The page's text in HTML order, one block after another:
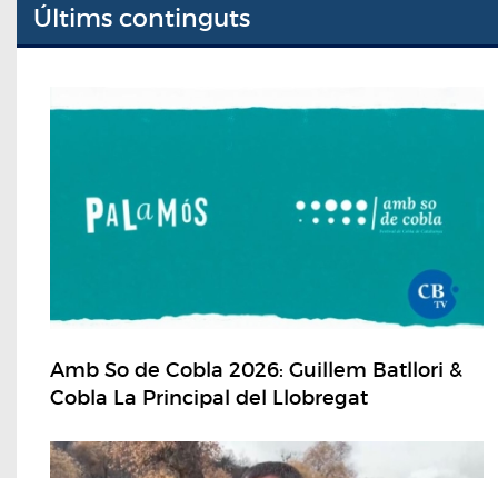
Últims continguts
Amb So de Cobla 2026: Guillem Batllori &
Cobla La Principal del Llobregat